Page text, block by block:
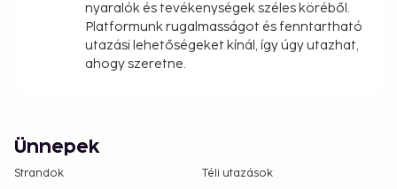
nyaralók és tevékenységek széles köréből.
Platformunk rugalmasságot és fenntartható
utazási lehetőségeket kínál, így úgy utazhat,
ahogy szeretne.
Ünnepek
Strandok
Téli utazások